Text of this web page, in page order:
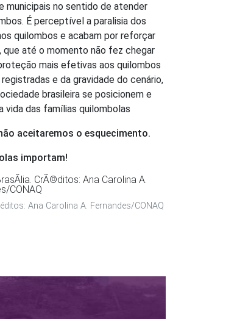
municipais no sentido de atender
É perceptível a paralisia dos
quilombos e acabam por reforçar
até o momento não fez chegar
mais efetivas aos quilombos
e da gravidade do cenário,
brasileira se posicionem e
vida das famílias quilombolas
aceitaremos o esquecimento.
importam!
Ana Carolina A. Fernandes/CONAQ
do